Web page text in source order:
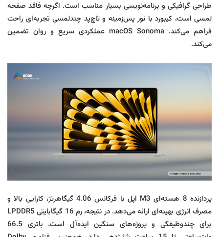
طراحی گرافیکی و برنامه‌نویسی بسیار مناسب است. اگرچه فاقد صفحه
لمسی است، کیبورد با نور پس‌زمینه و تاچ‌پد چندلمسی تجربه‌ای راحت
فراهم می‌کند. macOS Sonoma عملکردی سریع و روان تضمین
می‌کند.
پردازنده 8 هسته‌ای M3 اپل با فرکانس 4.06 گیگاهرتز، کارایی بالا و
مصرف انرژی بهینه‌ای ارائه می‌دهد. در نتیجه، رم 16 گیگابایتی LPDDR5
برای چندوظیفگی و پروژه‌های سنگین ایده‌آل است. باتری 66.5